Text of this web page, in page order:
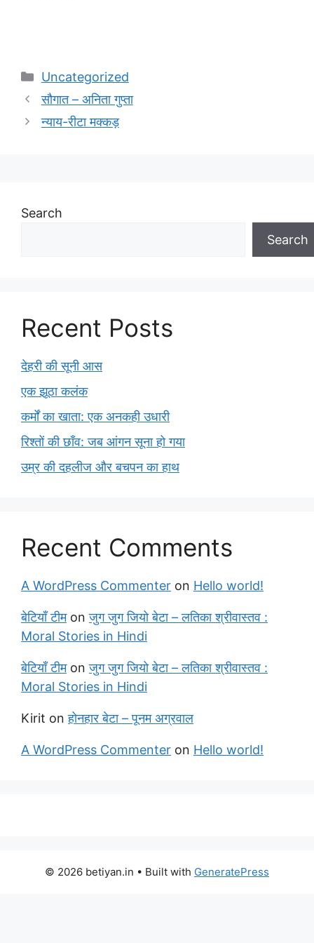
Categories
Uncategorized
सौगात – अनिता गुप्ता
न्याय-रीटा मक्कड़
Search
Search
Recent Posts
देहरी की सूनी आस
एक झूठा कलंक
कर्मों का खाता: एक अनकही उधारी
रिश्तों की छाँव: जब आंगन सूना हो गया
उम्र की दहलीज और बचपन का हाथ
Recent Comments
A WordPress Commenter on Hello world!
बेटियाँ टीमonजुग जुग जियो बेटा – लतिका श्रीवास्तव :
Moral Stories in Hindi
बेटियाँ टीमonजुग जुग जियो बेटा – लतिका श्रीवास्तव :
Moral Stories in Hindi
Kirit onहोनहार बेटा – पूनम अग्रवाल
A WordPress Commenter on Hello world!
© 2026 betiyan.in • Built with GeneratePress